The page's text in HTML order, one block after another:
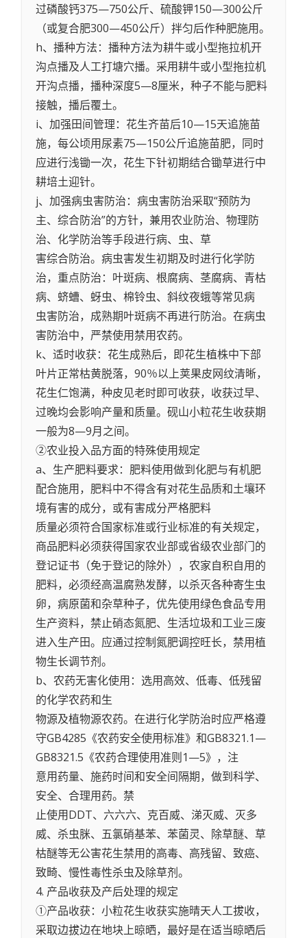
过磷酸钙375—750公斤、硫酸钾150—300公斤
（或复合肥300—450公斤）拌匀后作种肥施用。
h、播种方法：播种方法为耕牛或小型拖拉机开
沟点播及人工打塘穴播。采用耕牛或小型拖拉机
开沟点播，播种深度5—8厘米，种子不能与肥料
接触，播后覆土。
i、加强田间管理：花生齐苗后10—15天追施苗
施，每公顷用尿素75—150公斤追施苗肥，同时
应进行浅锄一次，花生下针初期结合锄草进行中
耕培土迎针。
j、加强病虫害防治：病虫害防治采取“预防为
主、综合防治”的方针，兼用农业防治、物理防
治、化学防治等手段进行病、虫、草
害综合防治。病虫害发生初期及时进行化学防
治，重点防治：叶斑病、根腐病、茎腐病、青枯
病、蛴螬、蚜虫、棉铃虫、斜纹夜蛾等常见病
虫害防治，成熟期叶斑病不再进行防治。在病虫
害防治中，严禁使用禁用农药。
k、适时收获：花生成熟后，即花生植株中下部
叶片正常枯黄脱落，90％以上荚果皮网纹清晰，
花生仁饱满，种皮见老时即可收获，收获过早、
过晚均会影响产量和质量。砚山小粒花生收获期
一般为8—9月之间。
②农业投入品方面的特殊使用规定
a、生产肥料要求：肥料使用做到化肥与有机肥
配合施用，肥料中不得含有对花生品质和土壤环
境有害的成分，或有害成分严格肥料
质量必须符合国家标准或行业标准的有关规定，
商品肥料必须获得国家农业部或省级农业部门的
登记证书（免于登记的除外），农家自积自用的
肥料，必须经高温腐熟发酵，以杀灭各种寄生虫
卵，病原菌和杂草种子，优先使用绿色食品专用
生产资料，禁止硝态氮肥、生活垃圾和工业三废
进入生产田。应通过控制氮肥调控旺长，禁用植
物生长调节剂。
b、农药无害化使用：选用高效、低毒、低残留
的化学农药和生
物源及植物源农药。在进行化学防治时应严格遵
守GB4285《农药安全使用标准》和GB8321.1—
GB8321.5《农药合理使用准则1—5》，注
意用药量、施药时间和安全间隔期，做到科学、
安全、合理用药。禁
止使用DDT、六六六、克百威、涕灭威、灭多
威、杀虫脒、五氯硝基苯、苯菌灵、除草醚、草
枯醚等无公害花生禁用的高毒、高残留、致癌、
致畸、慢性毒性杀虫及除草剂。
4. 产品收获及产后处理的规定
①产品收获：小粒花生收获实施晴天人工拔收，
采取边拔边在地块上晾晒，最好是在适当晾晒后